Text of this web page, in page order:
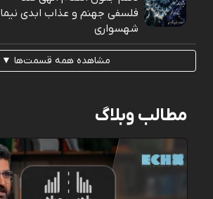
فلسفی جهنم و عذاب ابدی نیما
شهسواری
مشاهده همه قسمت‌ها ▼
مطالب وبلاگ